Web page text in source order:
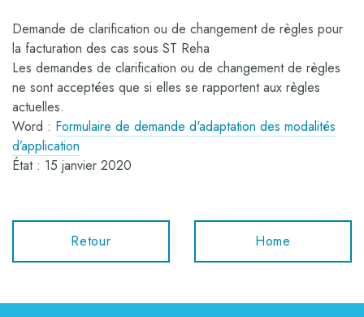
Demande de clarification ou de changement de règles pour
la facturation des cas sous ST Reha
Les demandes de clarification ou de changement de règles
ne sont acceptées que si elles se rapportent aux règles
actuelles.
Word : Formulaire de demande d'adaptation des modalités
d’application
État : 15 janvier 2020
Retour Home